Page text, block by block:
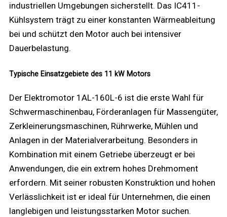
industriellen Umgebungen sicherstellt. Das IC411-
Kühlsystem trägt zu einer konstanten Wärmeableitung
bei und schützt den Motor auch bei intensiver
Dauerbelastung.
Typische Einsatzgebiete des 11 kW Motors
Der Elektromotor 1AL-160L-6 ist die erste Wahl für
Schwermaschinenbau, Förderanlagen für Massengüter,
Zerkleinerungsmaschinen, Rührwerke, Mühlen und
Anlagen in der Materialverarbeitung. Besonders in
Kombination mit einem Getriebe überzeugt er bei
Anwendungen, die ein extrem hohes Drehmoment
erfordern. Mit seiner robusten Konstruktion und hohen
Verlässlichkeit ist er ideal für Unternehmen, die einen
langlebigen und leistungsstarken Motor suchen.